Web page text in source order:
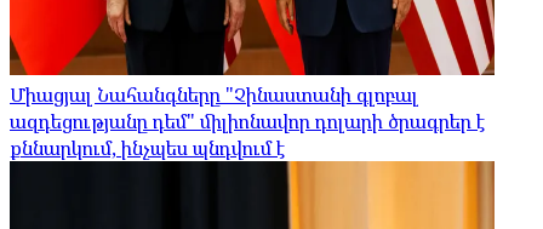
Միացյալ Նահանգները "Չինաստանի գլոբալ
ազդեցությանը դեմ" միլիոնավոր դոլարի ծրագրեր է
քննարկում, ինչպես պնդվում է